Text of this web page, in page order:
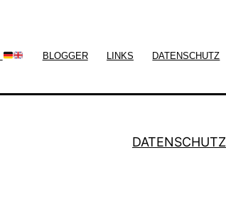
BLOGGER LINKS DATENSCHUTZ
DATENSCHUTZ